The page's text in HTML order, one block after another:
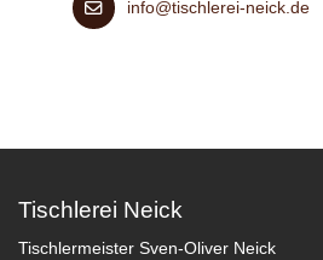
info@tischlerei-neick.de
Tischlerei Neick
Tischlermeister Sven-Oliver Neick